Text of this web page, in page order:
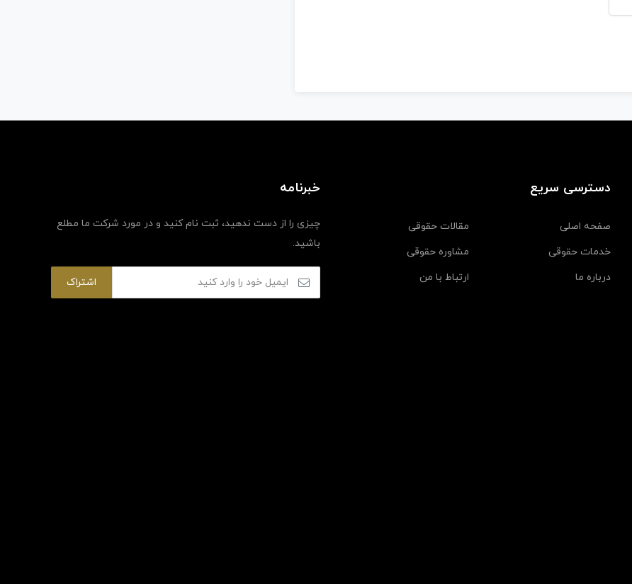
دسترسی سریع
صفحه اصلی
مقالات حقوقی
خدمات حقوقی
مشاوره حقوقی
درباره ما
ارتباط با من
خبرنامه
چیزی را از دست ندهید، ثبت نام کنید و در مورد شرکت ما مطلع
باشید.